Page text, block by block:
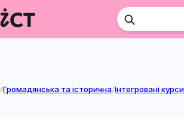
/Громадянська та історична/